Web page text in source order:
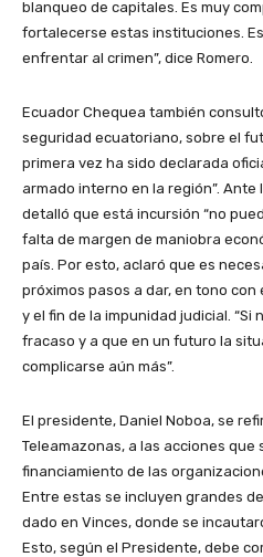
blanqueo de capitales. Es muy
fortalecerse estas instituciones.
enfrentar al crimen”, dice Romero.
Ecuador Chequea también
seguridad ecuatoriano, sobre el
primera vez ha sido declarada
armado interno en la región”.
detalló que está incursión “no
falta de margen de maniobra
país. Por esto, aclaró que es
próximos pasos a dar, en tono
y el fin de la impunidad judicial. “Si
fracaso y a que en un futuro la
complicarse aún más”.
El presidente, Daniel Noboa, se
Teleamazonas, a las acciones
financiamiento de las
Entre estas se incluyen grandes
dado en Vinces, donde se
Esto, según el Presidente, debe